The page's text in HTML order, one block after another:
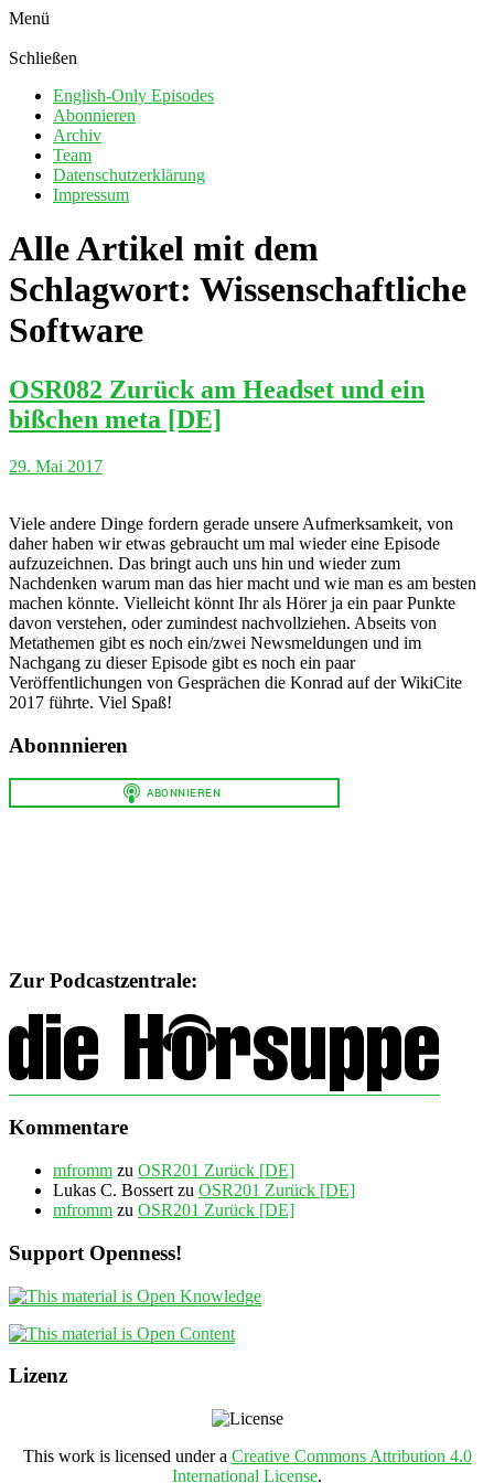
Menü
Schließen
English-Only Episodes
Abonnieren
Archiv
Team
Datenschutzerklärung
Impressum
Alle Artikel mit dem
Schlagwort: Wissenschaftliche
Software
OSR082 Zurück am Headset und ein
bißchen meta [DE]
29. Mai 2017
Viele andere Dinge fordern gerade unsere Aufmerksamkeit, von
daher haben wir etwas gebraucht um mal wieder eine Episode
aufzuzeichnen. Das bringt auch uns hin und wieder zum
Nachdenken warum man das hier macht und wie man es am besten
machen könnte. Vielleicht könnt Ihr als Hörer ja ein paar Punkte
davon verstehen, oder zumindest nachvollziehen. Abseits von
Metathemen gibt es noch ein/zwei Newsmeldungen und im
Nachgang zu dieser Episode gibt es noch ein paar
Veröffentlichungen von Gesprächen die Konrad auf der WikiCite
2017 führte. Viel Spaß!
Abonnnieren
Zur Podcastzentrale:
Kommentare
mfromm zu OSR201 Zurück [DE]
Lukas C. Bossert zu OSR201 Zurück [DE]
mfromm zu OSR201 Zurück [DE]
Support Openness!
Lizenz
This work is licensed under a Creative Commons Attribution 4.0
International License.